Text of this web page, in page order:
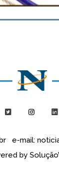
e-mail:
by